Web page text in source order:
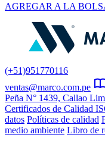
AGREGAR A LA
(+51)951770116
ventas@marco.com.pe
Peña N° 1439, Callao
Certificados de Calidad
datos Políticas de calidad
medio ambiente Libro de